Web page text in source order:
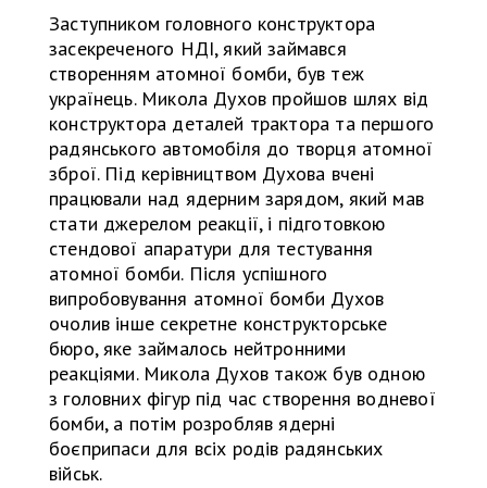
Заступником головного конструктора
засекреченого НДІ, який займався
створенням атомної бомби, був теж
українець. Микола Духов пройшов шлях від
конструктора деталей трактора та першого
радянського автомобіля до творця атомної
зброї. Під керівництвом Духова вчені
працювали над ядерним зарядом, який мав
стати джерелом реакції, і підготовкою
стендової апаратури для тестування
атомної бомби. Після успішного
випробовування атомної бомби Духов
очолив інше секретне конструкторське
бюро, яке займалось нейтронними
реакціями. Микола Духов також був одною
з головних фігур під час створення водневої
бомби, а потім розробляв ядерні
боєприпаси для всіх родів радянських
військ.